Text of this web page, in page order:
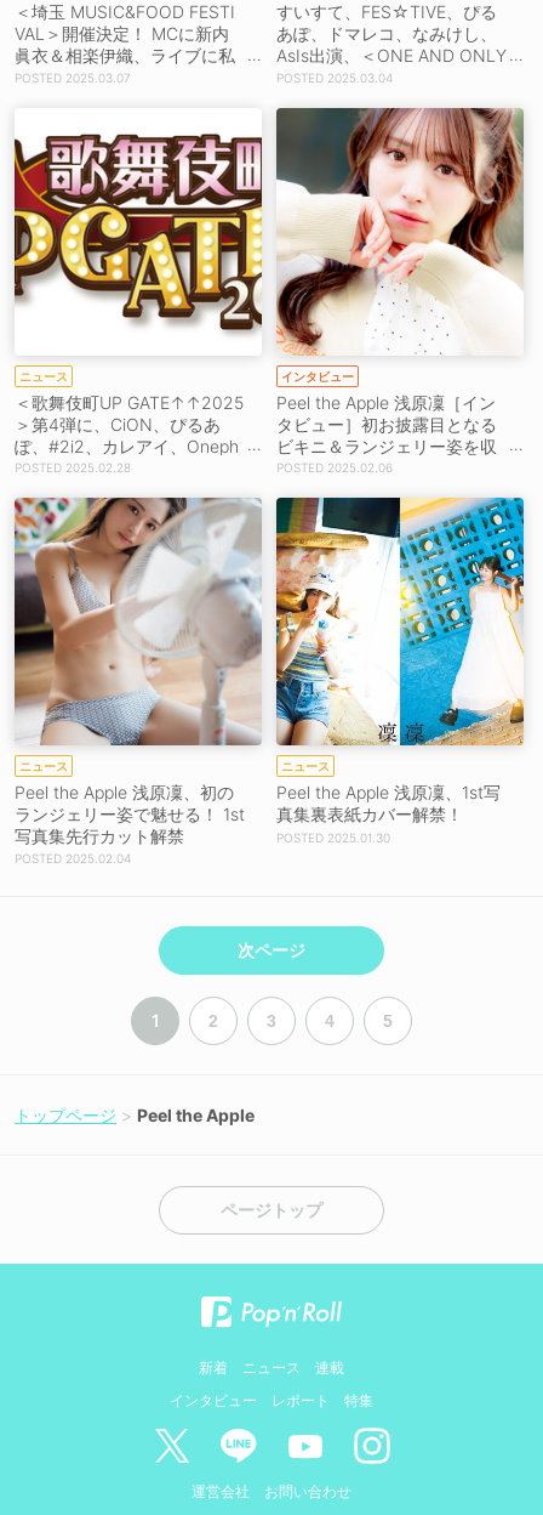
＜埼玉 MUSIC&FOOD FESTI
VAL＞開催決定！ MCに新内
眞衣＆相楽伊織、ライブに私
立恵比寿中学、虹コン、わー
2025.03.07
すいすて、FES☆TIVE、ぴる
あぽ、ドマレコ、なみけし、
AsIs出演、＜ONE AND ONLY
Vol.12＞開催！
2025.03.04
ニュース
＜歌舞伎町UP GATE↑↑2025
＞第4弾に、CiON、ぴるあ
ぽ、#2i2、カレアイ、Oneph
onyら35組2025.02.28
インタビュー
Peel the Apple 浅原凜［イン
タビュー］初お披露目となる
ビキニ＆ランジェリー姿を収
めた1st写真集完成「自分でも
2025.02.06
ニュース
Peel the Apple 浅原凜、初の
ランジェリー姿で魅せる！ 1st
写真集先行カット解禁
2025.02.04
ニュース
Peel the Apple 浅原凜、1st写
真集裏表紙カバー解禁！
2025.01.30
次ページ
1 2 3 4 5
トップページ Peel the Apple
ページトップ
新着 ニュース
連載
インタビュー
レポート 特集
運営会社 お問い合わせ